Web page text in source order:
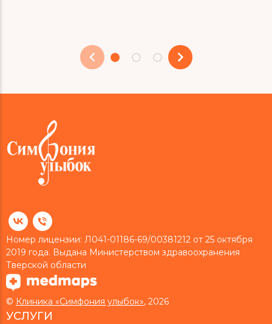
Номер лицензии: Л041-01186-69/00381212 от 25 октября
2019 года. Выдана Министерством здравоохранения
Тверской области
© Клиника «Симфония улыбок», 2026
УСЛУГИ